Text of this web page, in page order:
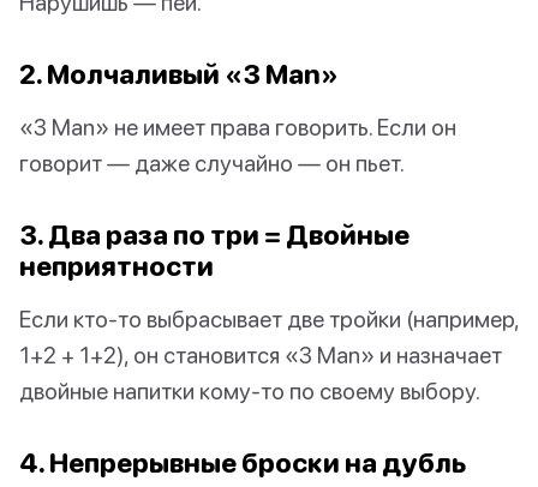
2. Молчаливый «3 Man»
«3 Man» не имеет права говорить. Если он
говорит — даже случайно — он пьет.
3. Два раза по три = Двойные
неприятности
Если кто-то выбрасывает две тройки (например,
1+2 + 1+2), он становится «3 Man» и назначает
двойные напитки кому-то по своему выбору.
4. Непрерывные броски на дубль